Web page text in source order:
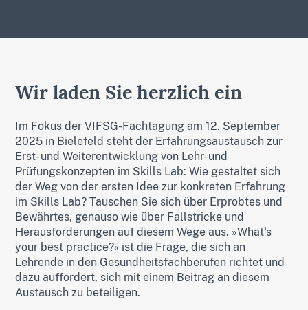
Wir laden Sie herzlich ein
Im Fokus der VIFSG-Fachtagung am 12. September
2025 in Bielefeld steht der Erfahrungsaustausch zur
Erst- und Weiterentwicklung von Lehr- und
Prüfungskonzepten im Skills Lab: Wie gestaltet sich
der Weg von der ersten Idee zur konkreten Erfahrung
im Skills Lab? Tauschen Sie sich über Erprobtes und
Bewährtes, genauso wie über Fallstricke und
Herausforderungen auf diesem Wege aus. »What‘s
your best practice?« ist die Frage, die sich an
Lehrende in den Gesundheitsfachberufen richtet und
dazu auffordert, sich mit einem Beitrag an diesem
Austausch zu beteiligen.